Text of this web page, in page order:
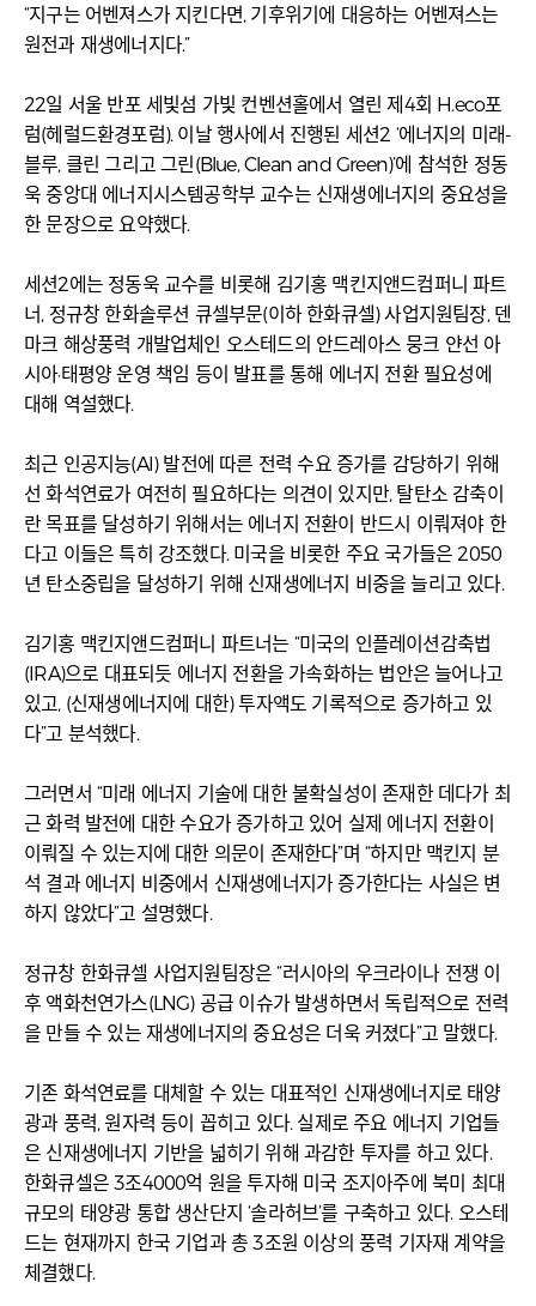
“지구는 어벤져스가 지킨다면, 기후위기에 대응하는 어벤져스는
원전과 재생에너지다.”
22일 서울 반포 세빛섬 가빛 컨벤션홀에서 열린 제4회 H.eco포
럼(헤럴드환경포럼). 이날 행사에서 진행된 세션2 ‘에너지의 미래-
블루, 클린 그리고 그린(Blue, Clean and Green)’에 참석한 정동
욱 중앙대 에너지시스템공학부 교수는 신재생에너지의 중요성을
한 문장으로 요약했다.
세션2에는 정동욱 교수를 비롯해 김기홍 맥킨지앤드컴퍼니 파트
너, 정규창 한화솔루션 큐셀부문(이하 한화큐셀) 사업지원팀장, 덴
마크 해상풍력 개발업체인 오스테드의 안드레아스 뭉크 얀선 아
시아·태평양 운영 책임 등이 발표를 통해 에너지 전환 필요성에
대해 역설했다.
최근 인공지능(AI) 발전에 따른 전력 수요 증가를 감당하기 위해
선 화석연료가 여전히 필요하다는 의견이 있지만, 탈탄소 감축이
란 목표를 달성하기 위해서는 에너지 전환이 반드시 이뤄져야 한
다고 이들은 특히 강조했다. 미국을 비롯한 주요 국가들은 2050
년 탄소중립을 달성하기 위해 신재생에너지 비중을 늘리고 있다.
김기홍 맥킨지앤드컴퍼니 파트너는 “미국의 인플레이션감축법
(IRA)으로 대표되듯 에너지 전환을 가속화하는 법안은 늘어나고
있고, (신재생에너지에 대한) 투자액도 기록적으로 증가하고 있
다”고 분석했다.
그러면서 “미래 에너지 기술에 대한 불확실성이 존재한 데다가 최
근 화력 발전에 대한 수요가 증가하고 있어 실제 에너지 전환이
이뤄질 수 있는지에 대한 의문이 존재한다”며 “하지만 맥킨지 분
석 결과 에너지 비중에서 신재생에너지가 증가한다는 사실은 변
하지 않았다”고 설명했다.
정규창 한화큐셀 사업지원팀장은 “러시아의 우크라이나 전쟁 이
후 액화천연가스(LNG) 공급 이슈가 발생하면서 독립적으로 전력
을 만들 수 있는 재생에너지의 중요성은 더욱 커졌다”고 말했다.
기존 화석연료를 대체할 수 있는 대표적인 신재생에너지로 태양
광과 풍력, 원자력 등이 꼽히고 있다. 실제로 주요 에너지 기업들
은 신재생에너지 기반을 넓히기 위해 과감한 투자를 하고 있다.
한화큐셀은 3조4000억 원을 투자해 미국 조지아주에 북미 최대
규모의 태양광 통합 생산단지 ‘솔라허브’를 구축하고 있다. 오스테
드는 현재까지 한국 기업과 총 3조원 이상의 풍력 기자재 계약을
체결했다.